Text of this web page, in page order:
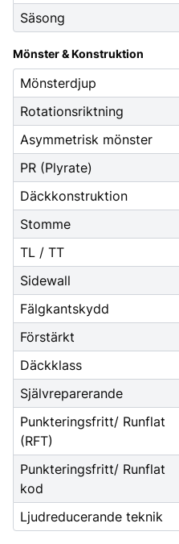
Säsong
Mönster & Konstruktion
Mönsterdjup
Rotationsriktning
Asymmetrisk mönster
PR (Plyrate)
Däckkonstruktion
Stomme
TL / TT
Sidewall
Fälgkantskydd
Förstärkt
Däckklass
Självreparerande
Punkteringsfritt/ Runflat
(RFT)
Punkteringsfritt/ Runflat
kod
Ljudreducerande teknik